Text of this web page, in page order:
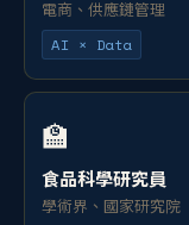
電商、供應鏈管理
AI × Data
🏫
食品科學研究員
學術界、國家研究院